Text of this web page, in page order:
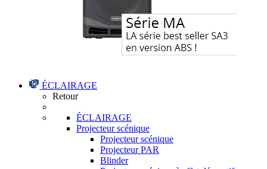
ÉCLAIRAGE
Retour
ÉCLAIRAGE
Projecteur scénique
Projecteur scénique
Projecteur PAR
Blinder